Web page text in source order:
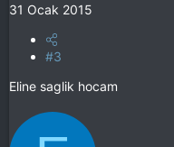
31 Ocak 2015
#3
Eline saglik hocam